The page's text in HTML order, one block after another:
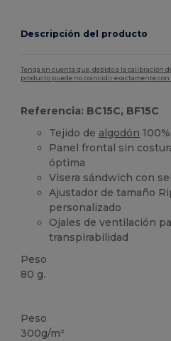
Descripción del producto
Tenga en cuenta que, debido a la calibración
producto puede no coincidir exactamente con
Referencia: BC15C, BF15C
Tejido de algodón
Panel frontal sin
óptima
Visera sándwich con
Ajustador de tamaño
personalizado
Ojales de ventilación
transpirabilidad
Peso
80 g.
Peso
300g/m²